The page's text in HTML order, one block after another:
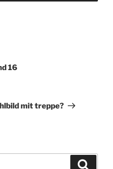
16
mit treppe?